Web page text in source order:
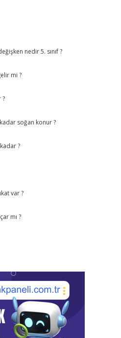
nedir 5. sınıf ?
mi ?
?
soğan konur ?
?
var ?
mı ?